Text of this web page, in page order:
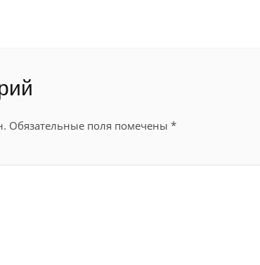
Обязательные поля помечены *